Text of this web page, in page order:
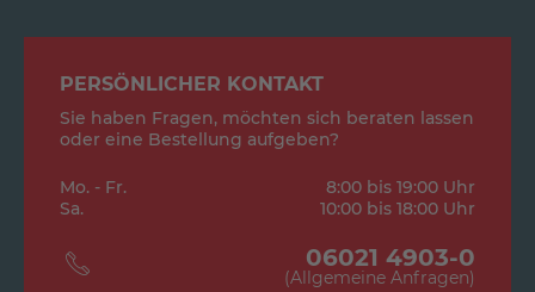
PERSÖNLICHER KONTAKT
Sie haben Fragen, möchten sich beraten lassen
oder eine Bestellung aufgeben?
Mo. - Fr.
8:00 bis 19:00 Uhr
Sa.
10:00 bis 18:00 Uhr
06021 4903-0
(Allgemeine Anfragen)